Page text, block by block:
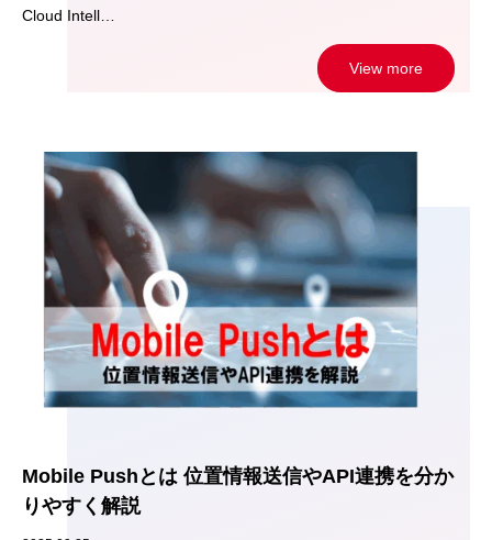
Cloud Intell…
View more
Mobile Pushとは 位置情報送信やAPI連携を分か
りやすく解説